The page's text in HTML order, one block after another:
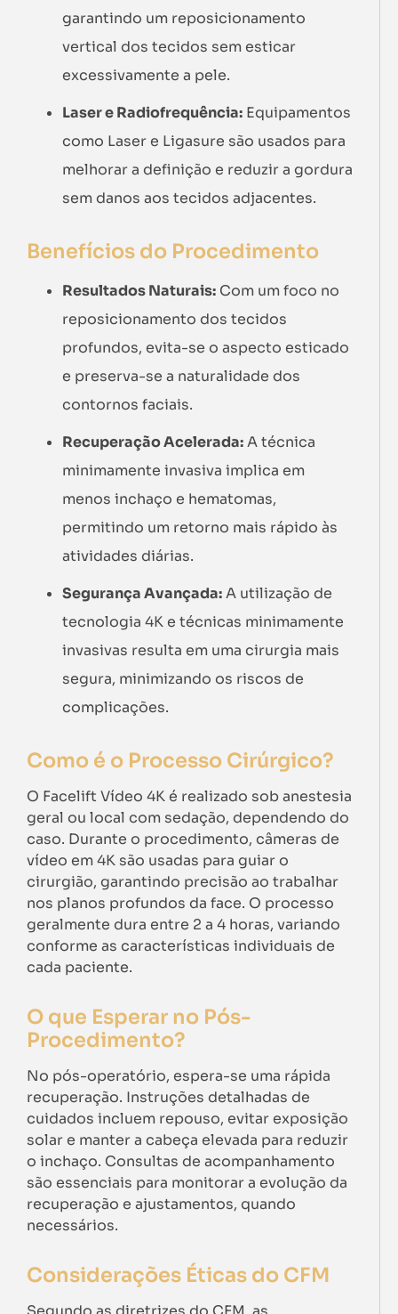
garantindo um reposicionamento
vertical dos tecidos sem esticar
excessivamente a pele.
Laser e Radiofrequência: Equipamentos
como Laser e Ligasure são usados para
melhorar a definição e reduzir a gordura
sem danos aos tecidos adjacentes.
Benefícios do Procedimento
Resultados Naturais: Com um foco no
reposicionamento dos tecidos
profundos, evita-se o aspecto esticado
e preserva-se a naturalidade dos
contornos faciais.
Recuperação Acelerada:A técnica
minimamente invasiva implica em
menos inchaço e hematomas,
permitindo um retorno mais rápido às
atividades diárias.
Segurança Avançada:A utilização de
tecnologia 4K e técnicas minimamente
invasivas resulta em uma cirurgia mais
segura, minimizando os riscos de
complicações.
Como é o Processo Cirúrgico?
O Facelift Vídeo 4K é realizado sob anestesia
geral ou local com sedação, dependendo do
caso. Durante o procedimento, câmeras de
vídeo em 4K são usadas para guiar o
cirurgião, garantindo precisão ao trabalhar
nos planos profundos da face. O processo
geralmente dura entre 2 a 4 horas, variando
conforme as características individuais de
cada paciente.
O que Esperar no Pós-
Procedimento?
No pós-operatório, espera-se uma rápida
recuperação. Instruções detalhadas de
cuidados incluem repouso, evitar exposição
solar e manter a cabeça elevada para reduzir
o inchaço. Consultas de acompanhamento
são essenciais para monitorar a evolução da
recuperação e ajustamentos, quando
necessários.
Considerações Éticas do CFM